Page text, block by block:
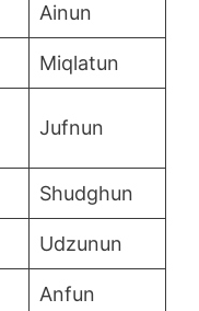
Ainun
Miqlatun
Jufnun
Shudghun
Udzunun
Anfun